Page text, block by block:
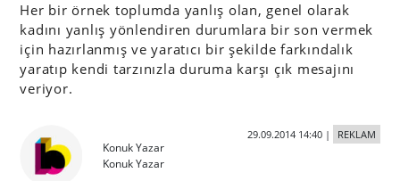
Her bir örnek toplumda yanlış olan, genel olarak
kadını yanlış yönlendiren durumlara bir son vermek
için hazırlanmış ve yaratıcı bir şekilde farkındalık
yaratıp kendi tarzınızla duruma karşı çık mesajını
veriyor.
Konuk Yazar
Konuk Yazar
29.09.2014 14:40| REKLAM